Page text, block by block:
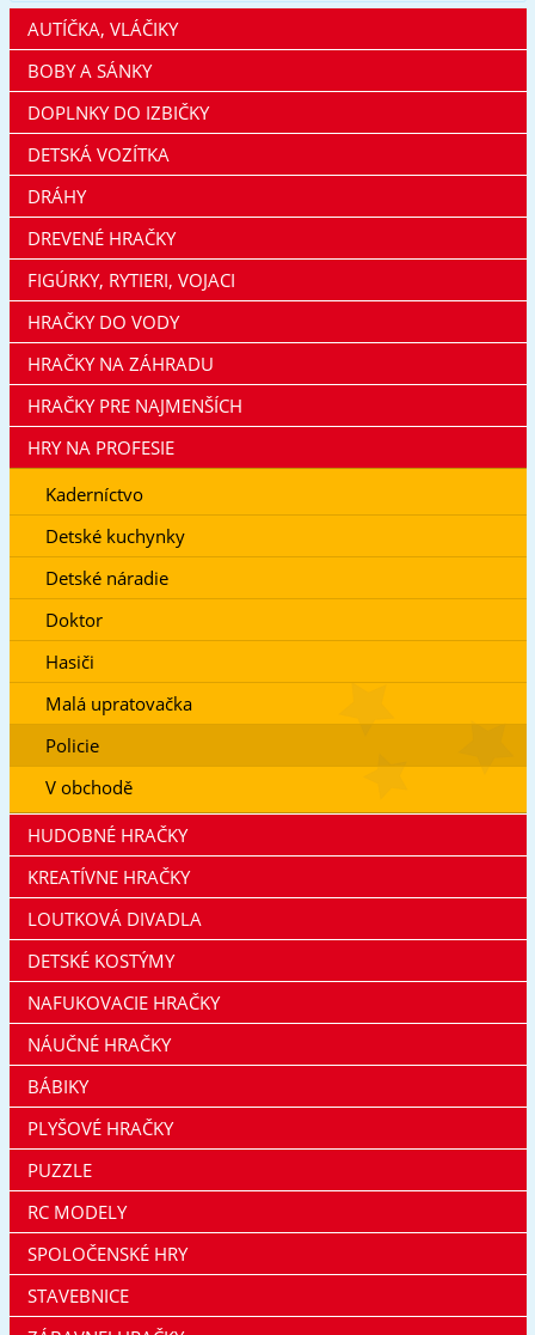
AUTÍČKA, VLÁČIKY
BOBY A SÁNKY
DOPLNKY DO IZBIČKY
DETSKÁ VOZÍTKA
DRÁHY
DREVENÉ HRAČKY
FIGÚRKY, RYTIERI, VOJACI
HRAČKY DO VODY
HRAČKY NA ZÁHRADU
HRAČKY PRE NAJMENŠÍCH
HRY NA PROFESIE
Kaderníctvo
Detské kuchynky
Detské náradie
Doktor
Hasiči
Malá upratovačka
Policie
V obchodě
HUDOBNÉ HRAČKY
KREATÍVNE HRAČKY
LOUTKOVÁ DIVADLA
DETSKÉ KOSTÝMY
NAFUKOVACIE HRAČKY
NÁUČNÉ HRAČKY
BÁBIKY
PLYŠOVÉ HRAČKY
PUZZLE
RC MODELY
SPOLOČENSKÉ HRY
STAVEBNICE